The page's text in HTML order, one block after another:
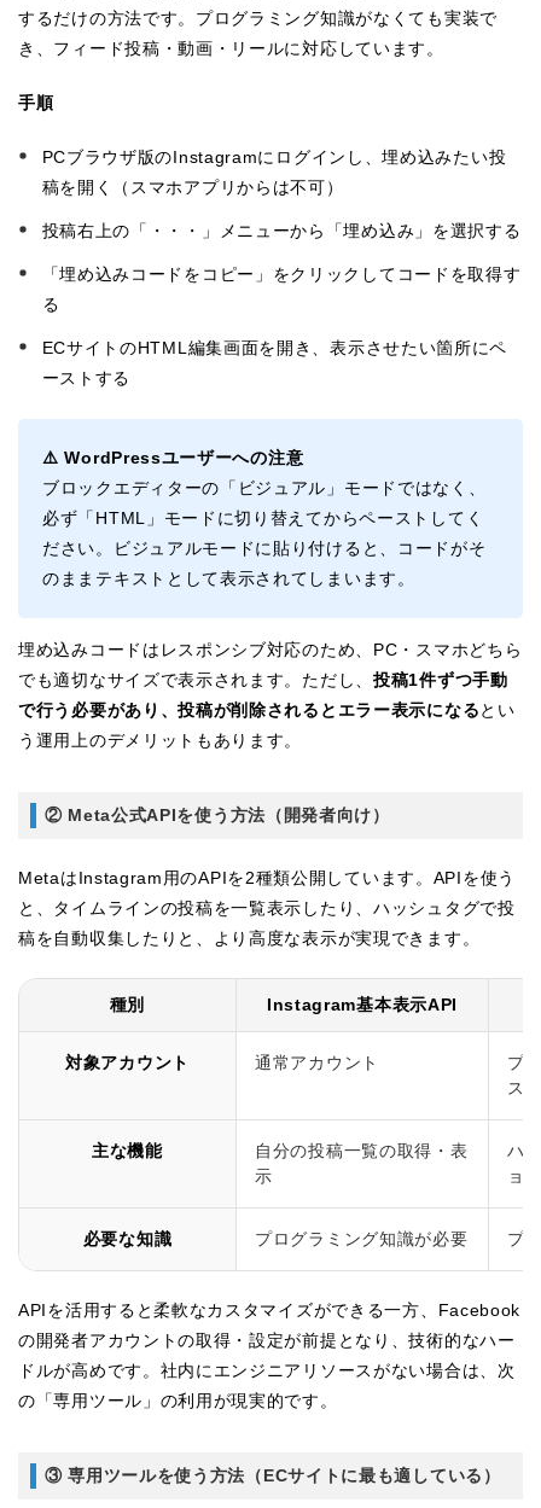
するだけの方法です。プログラミング知識がなくても実装で
き、フィード投稿・動画・リールに対応しています。
手順
PCブラウザ版のInstagramにログインし、埋め込みたい投
稿を開く（スマホアプリからは不可）
投稿右上の「・・・」メニューから「埋め込み」を選択する
「埋め込みコードをコピー」をクリックしてコードを取得す
る
ECサイトのHTML編集画面を開き、表示させたい箇所にペ
ーストする
⚠️ WordPressユーザーへの注意
ブロックエディターの「ビジュアル」モードではなく、
必ず「HTML」モードに切り替えてからペーストしてく
ださい。ビジュアルモードに貼り付けると、コードがそ
のままテキストとして表示されてしまいます。
埋め込みコードはレスポンシブ対応のため、PC・スマホどちら
でも適切なサイズで表示されます。ただし、 投稿1件ずつ手動
で行う必要があり、投稿が削除されるとエラー表示になるとい
う運用上のデメリットもあります。
② Meta公式APIを使う方法（開発者向け）
MetaはInstagram用のAPIを2種類公開しています。APIを使う
と、タイムラインの投稿を一覧表示したり、ハッシュタグで投
稿を自動収集したりと、より高度な表示が実現できます。
種別 Instagram基本表示API
対象アカウント 通常アカウント
プ
ス
主な機能
自分の投稿一覧の取得・表
示
ハ
ョ
必要な知識 プログラミング知識が必要 プ
APIを活用すると柔軟なカスタマイズができる一方、Facebook
の開発者アカウントの取得・設定が前提となり、技術的なハー
ドルが高めです。社内にエンジニアリソースがない場合は、次
の「専用ツール」の利用が現実的です。
③ 専用ツールを使う方法（ECサイトに最も適している）